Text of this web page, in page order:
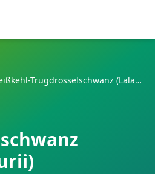
Weißkehl-Trugdrosselschwanz (Lalage sueurii)